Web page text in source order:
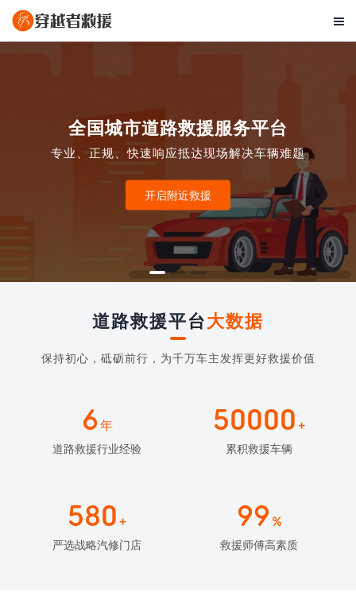

全国城市道路救援服务平台
专业、正规、快速响应抵达现场解决车辆难题
开启附近救援
道路救援平台大数据
保持初心，砥砺前行，为千万车主发挥更好救援价值
6年
道路救援行业经验
50000 +
累积救援车辆
580 +
严选战略汽修门店
99 %
救援师傅高素质